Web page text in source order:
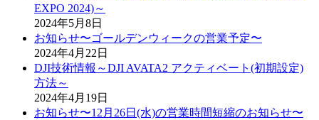
EXPO 2024)～
2024年5月8日
お知らせ〜ゴールデンウィークの営業予定〜
2024年4月22日
DJI技術情報～DJI AVATA2 アクティベート(初期設定)
方法～
2024年4月19日
お知らせ〜12月26日(水)の営業時間短縮のお知らせ〜